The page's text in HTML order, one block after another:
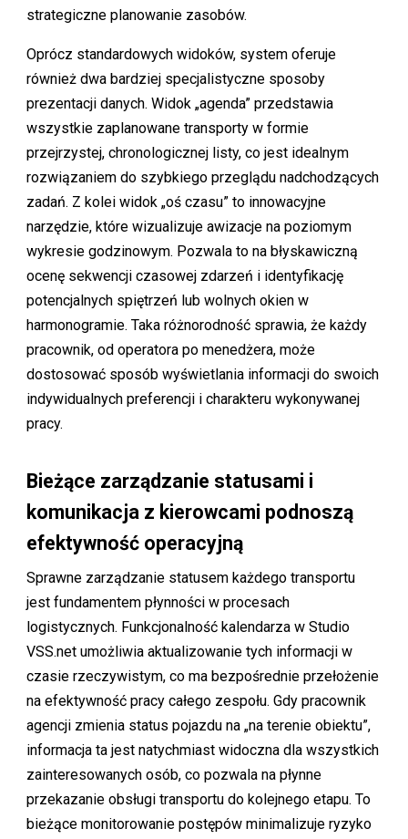
strategiczne planowanie zasobów.
Oprócz standardowych widoków, system oferuje
również dwa bardziej specjalistyczne sposoby
prezentacji danych. Widok „agenda” przedstawia
wszystkie zaplanowane transporty w formie
przejrzystej, chronologicznej listy, co jest idealnym
rozwiązaniem do szybkiego przeglądu nadchodzących
zadań. Z kolei widok „oś czasu” to innowacyjne
narzędzie, które wizualizuje awizacje na poziomym
wykresie godzinowym. Pozwala to na błyskawiczną
ocenę sekwencji czasowej zdarzeń i identyfikację
potencjalnych spiętrzeń lub wolnych okien w
harmonogramie. Taka różnorodność sprawia, że każdy
pracownik, od operatora po menedżera, może
dostosować sposób wyświetlania informacji do swoich
indywidualnych preferencji i charakteru wykonywanej
pracy.
Bieżące zarządzanie statusami i
komunikacja z kierowcami podnoszą
efektywność operacyjną
Sprawne zarządzanie statusem każdego transportu
jest fundamentem płynności w procesach
logistycznych. Funkcjonalność kalendarza w Studio
VSS.net umożliwia aktualizowanie tych informacji w
czasie rzeczywistym, co ma bezpośrednie przełożenie
na efektywność pracy całego zespołu. Gdy pracownik
agencji zmienia status pojazdu na „na terenie obiektu”,
informacja ta jest natychmiast widoczna dla wszystkich
zainteresowanych osób, co pozwala na płynne
przekazanie obsługi transportu do kolejnego etapu. To
bieżące monitorowanie postępów minimalizuje ryzyko